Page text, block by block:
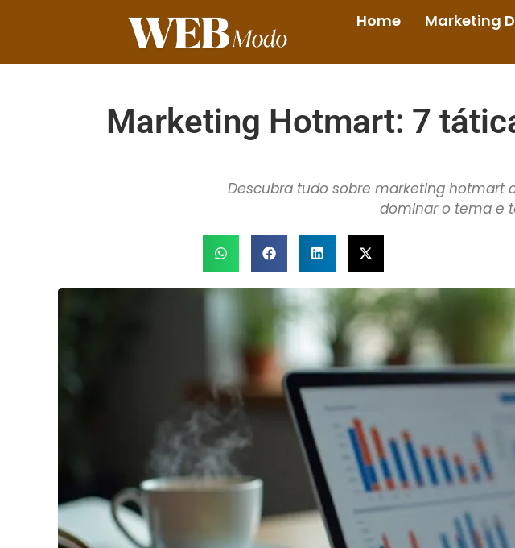
Home Marketing
Marketing Hotmart: 7
Descubra tudo sobre marketing hotmart
dominar o tema e